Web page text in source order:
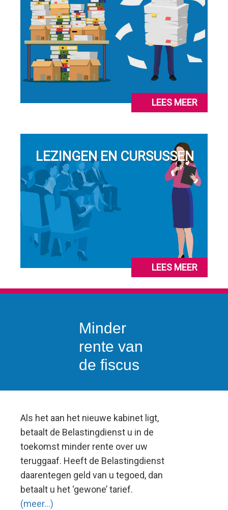
LEES MEER
LEZINGEN EN CURSUSSEN
LEES MEER
Minder
rente van
de fiscus
Als het aan het nieuwe kabinet ligt,
betaalt de Belastingdienst u in de
toekomst minder rente over uw
teruggaaf. Heeft de Belastingdienst
daarentegen geld van u tegoed, dan
betaalt u het ‘gewone’ tarief.
(meer…)